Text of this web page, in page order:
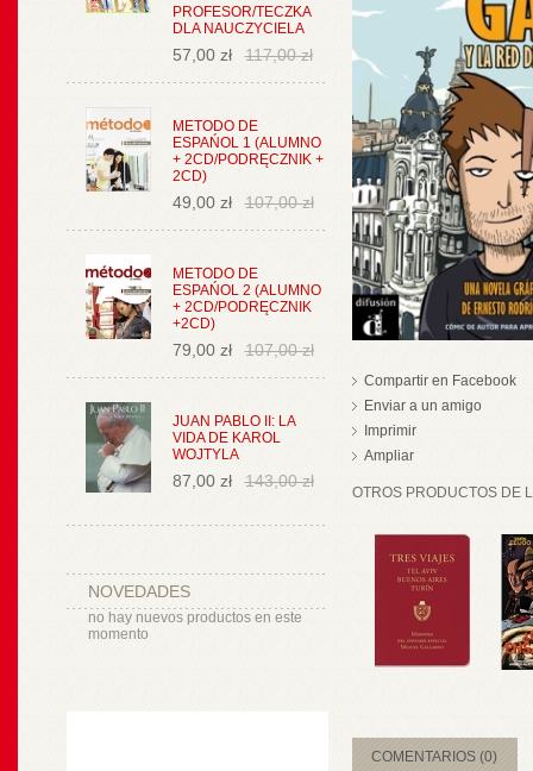
PROFESOR/TECZKA
DLA NAUCZYCIELA
57,00 zł 117,00 zł
METODO DE
ESPAŃOL 1 (ALUMNO
+ 2CD/PODRĘCZNIK +
2CD)
49,00 zł 107,00 zł
METODO DE
ESPAŃOL 2 (ALUMNO
+ 2CD/PODRĘCZNIK
+2CD)
79,00 zł 107,00 zł
JUAN PABLO II: LA
VIDA DE KAROL
WOJTYLA
87,00 zł 143,00 zł
NOVEDADES
no hay nuevos productos en este
momento
Compartir en Facebook
Enviar a un amigo
Imprimir
Ampliar
OTROS PRODUCTOS DE
COMENTARIOS (0)